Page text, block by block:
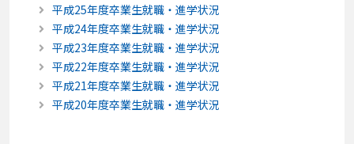
平成25年度卒業生就職・進学状況
平成24年度卒業生就職・進学状況
平成23年度卒業生就職・進学状況
平成22年度卒業生就職・進学状況
平成21年度卒業生就職・進学状況
平成20年度卒業生就職・進学状況